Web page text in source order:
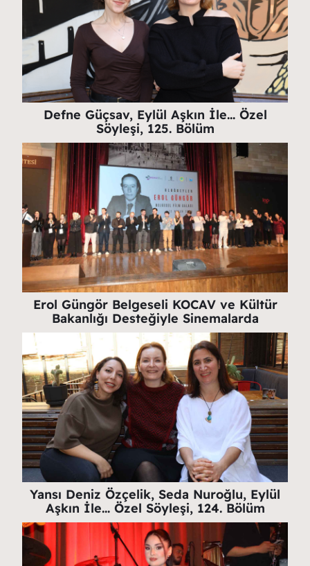
Defne Güçsav, Eylül Aşkın İle… Özel
Söyleşi, 125. Bölüm
Erol Güngör Belgeseli KOCAV ve Kültür
Bakanlığı Desteğiyle Sinemalarda
Yansı Deniz Özçelik, Seda Nuroğlu, Eylül
Aşkın İle… Özel Söyleşi, 124. Bölüm